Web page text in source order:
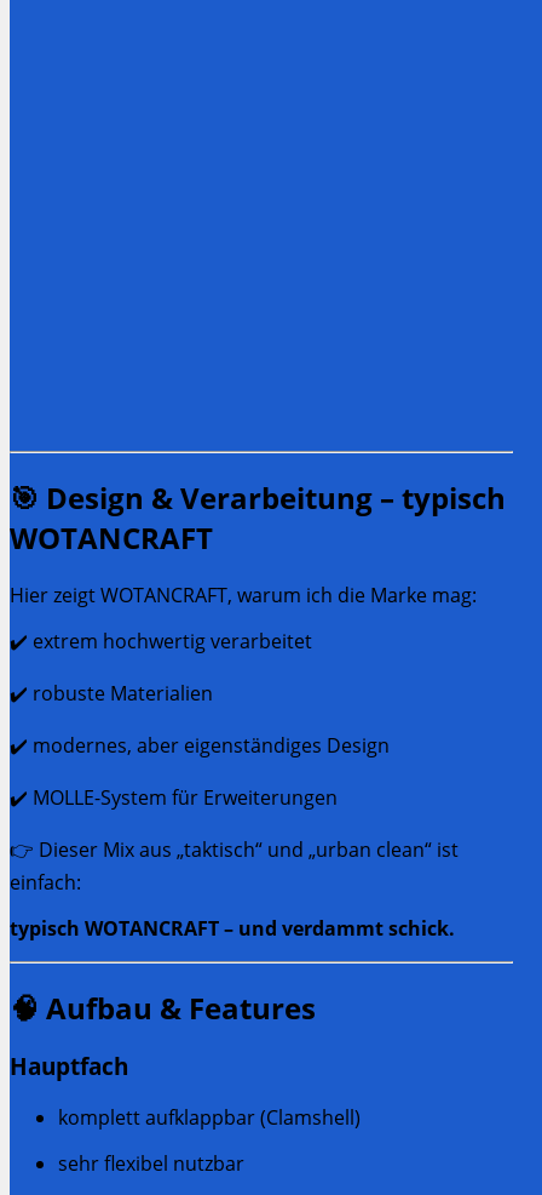
🎯 Design & Verarbeitung – typisch
WOTANCRAFT
Hier zeigt WOTANCRAFT, warum ich die Marke mag:
✔️ extrem hochwertig verarbeitet
✔️ robuste Materialien
✔️ modernes, aber eigenständiges Design
✔️ MOLLE-System für Erweiterungen
👉 Dieser Mix aus „taktisch“ und „urban clean“ ist
einfach:
typisch WOTANCRAFT – und verdammt schick.
🧠 Aufbau & Features
Hauptfach
komplett aufklappbar (Clamshell)
sehr flexibel nutzbar